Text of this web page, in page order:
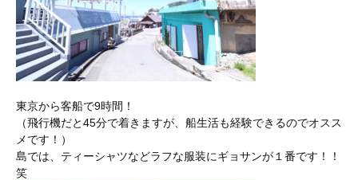
東京から客船で9時間！
（飛行機だと45分で着きますが、船生活も経験できるのでオスス
メです！）
島では、ティーシャツなどラフな服装にギョサンが１番です！！
笑